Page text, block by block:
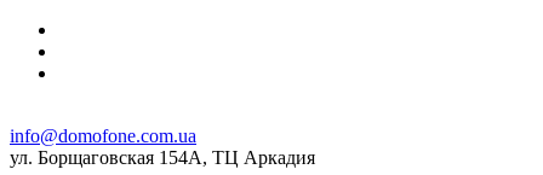
info@domofone.com.ua
ул. Борщаговская 154А, ТЦ Аркадия